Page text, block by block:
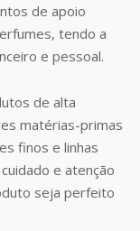
de apoio
tendo a
e pessoal.
de alta
matérias-primas
finos e linhas
e atenção
seja perfeito